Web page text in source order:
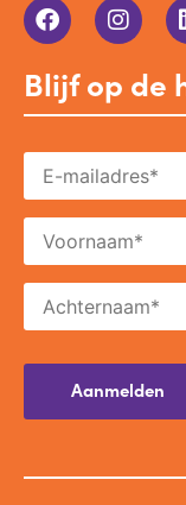
Blijf op de